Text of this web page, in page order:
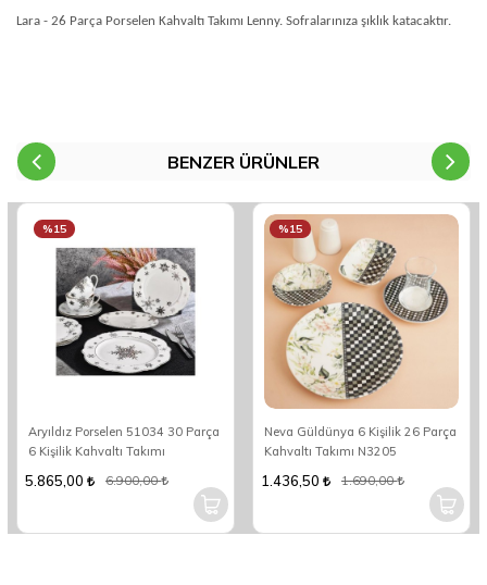
Lara - 26 Parça Porselen Kahvaltı Takımı Lenny. Sofralarınıza şıklık katacaktır.
BENZER ÜRÜNLER
Aryıldız Porselen 51034 30 Parça
6 Kişilik Kahvaltı Takımı
%15
5.865,00 6.900,00
Neva Güldünya 6 Kişilik 26 Parça
Kahvaltı Takımı N3205
%15
1.436,50 1.690,00